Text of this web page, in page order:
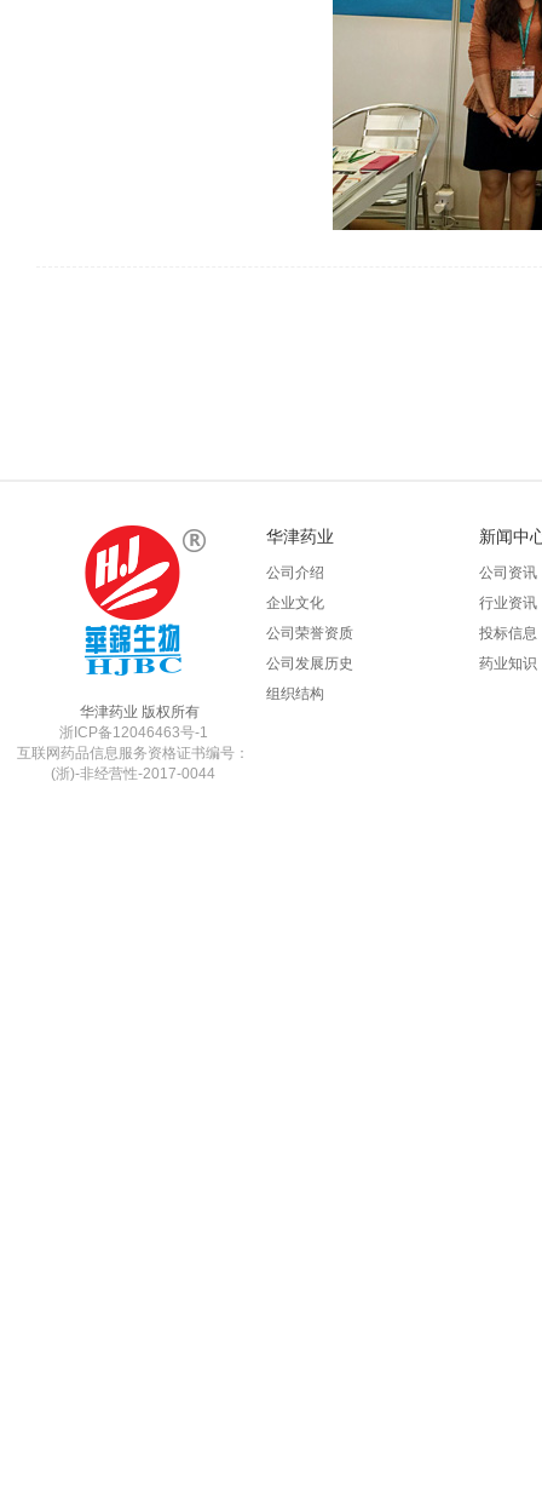
华津药业 版权所有
浙ICP备12046463号-1
互联网药品信息服务资格证书编号：
(浙)-非经营性-2017-0044
华津药业
公司介绍
企业文化
公司荣誉资质
公司发展历史
组织结构
新闻中
公司资讯
行业资讯
投标信息
药业知识